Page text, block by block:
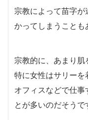
宗教によって苗字
かってしまうことも
宗教的に、あまり肌
特に女性はサリー
オフィスなどで仕事
とが多いのだそうで